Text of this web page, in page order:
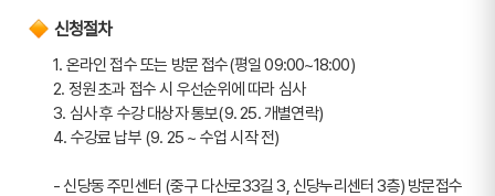
신청절차
1. 온라인 접수 또는 방문 접수(평일 09:00~18:00)
2. 정원 초과 접수 시 우선순위에 따라 심사
3. 심사 후 수강 대상자 통보(9. 25. 개별연락)
4. 수강료 납부 (9. 25 ~ 수업 시작 전)
- 신당동 주민센터 (중구 다산로33길 3, 신당누리센터 3층) 방문접수